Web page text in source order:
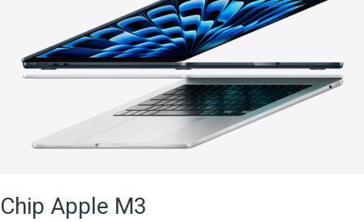
Chip Apple M3